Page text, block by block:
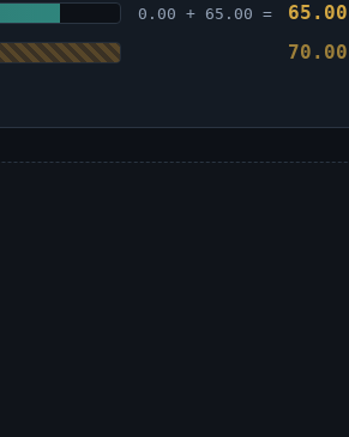
0.00 + 65.00 = 65.00
70.00